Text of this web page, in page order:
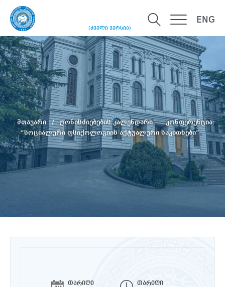
(ძველი ვერსია)
ENG
მთავარი ღონისძიებების კალენდარი
კონფერენცია:
“სოციალური ფსიქოლოგიის აქტუალური საკითხები”
თარიღი
თარიღი